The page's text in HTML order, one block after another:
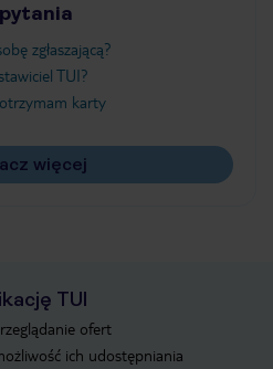
zgłaszającą?
TUI?
karty
więcej
TUI
ofert
ich udostępniania